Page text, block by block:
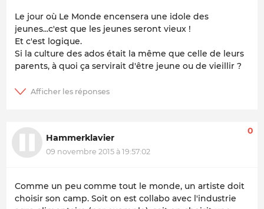
Le jour où Le Monde encensera une idole des
jeunes...c'est que les jeunes seront vieux !
Et c'est logique.
Si la culture des ados était la même que celle de leurs
parents, à quoi ça servirait d'être jeune ou de vieillir ?
Hammerklavier
09 novembre 2015 à 19:57:02
0
Comme un peu comme tout le monde, un artiste doit
choisir son camp. Soit on est collabo avec l'industrie